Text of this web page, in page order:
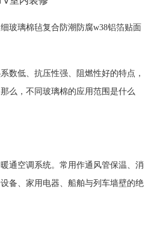
玻璃棉毡复合防潮防腐w38铝箔贴面
数低、抗压性强、阻燃性好的特点，
么，不同玻璃棉的应用范围是什么
通空调系统。常用作通风管保温、消
备、家用电器、船舶与列车墙壁的绝